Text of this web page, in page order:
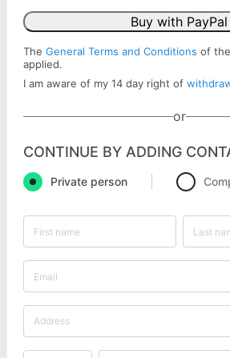
Buy with PayPal
The General Terms and Conditions of
applied.
I am aware of my 14 day right of
or
CONTINUE BY ADDING
Private person